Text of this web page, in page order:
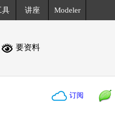
具 讲座 Modeler
要资料
订阅